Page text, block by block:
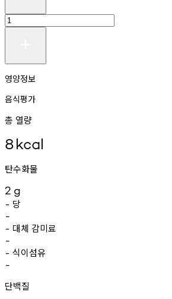
영양정보
음식평가
총 열량
8kcal
탄수화물
2 g
- 당
-
- 대체 감미료
-
- 식이섬유
-
단백질